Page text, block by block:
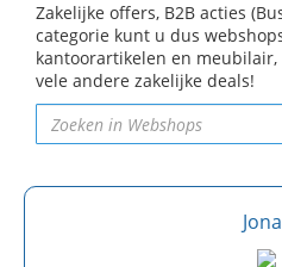
Zakelijke offers, B2B acties
categorie kunt u dus
kantoorartikelen en
vele andere zakelijke deals!